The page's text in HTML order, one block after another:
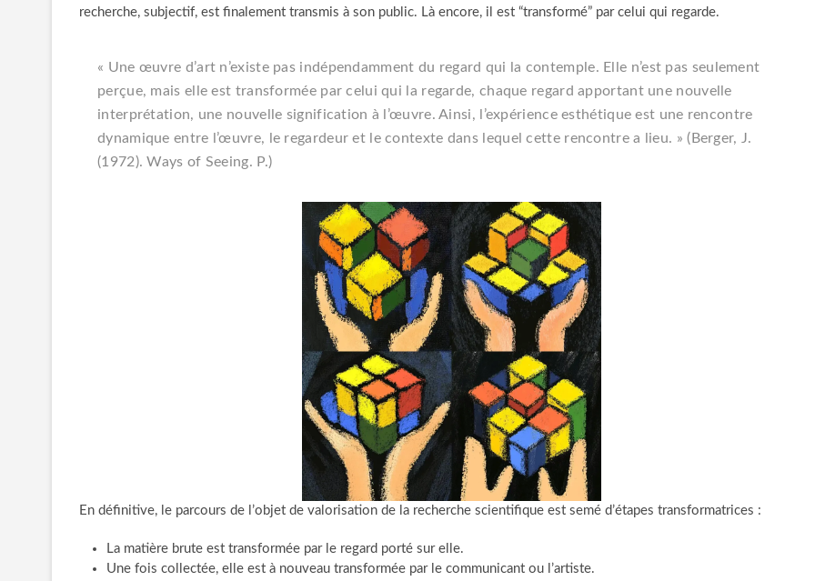
recherche, subjectif, est finalement transmis à son public. Là encore, il est “transformé” par celui qui regarde.
« Une œuvre d’art n’existe pas indépendamment du regard qui la contemple. Elle n’est pas seulement
perçue, mais elle est transformée par celui qui la regarde, chaque regard apportant une nouvelle
interprétation, une nouvelle signification à l’œuvre. Ainsi, l’expérience esthétique est une rencontre
dynamique entre l’œuvre, le regardeur et le contexte dans lequel cette rencontre a lieu. » (Berger, J.
(1972).Ways of Seeing. P.)
En définitive, le parcours de l’objet de valorisation de la recherche scientifique est semé d’étapes transformatrices :
La matière brute est transformée par le regard porté sur elle.
Une fois collectée, elle est à nouveau transformée par le communicant ou l’artiste.